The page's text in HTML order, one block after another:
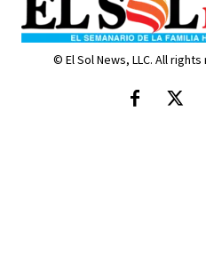
© El Sol News, LLC. All